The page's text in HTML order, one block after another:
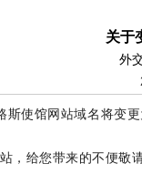
关于
外
斯使馆网站域名将变
，给您带来的不便敬